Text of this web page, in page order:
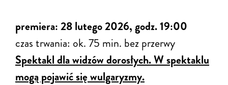
premiera: 28 lutego 2026, godz. 19:00
czas trwania: ok. 75 min. bez przerwy
Spektakl dla widzów dorosłych.W spektaklu
mogą pojawić się wulgaryzmy.